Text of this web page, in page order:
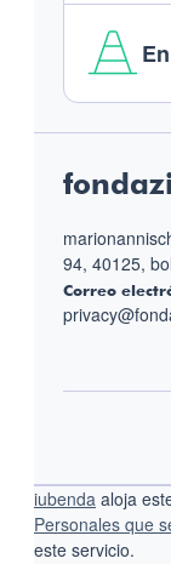
94, 40125,
Correo
iubenda aloja
Personales que
este servicio.